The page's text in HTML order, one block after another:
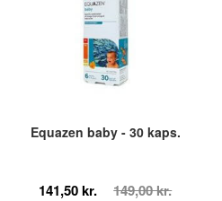
Equazen baby - 30 kaps.
141,50 kr. 149,00 kr.